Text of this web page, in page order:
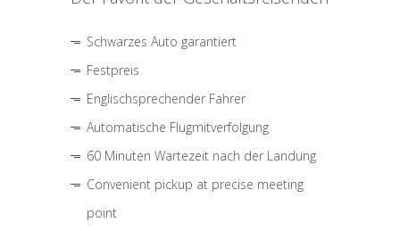
Schwarzes Auto garantiert
Festpreis
Englischsprechender Fahrer
Automatische Flugmitverfolgung
60 Minuten Wartezeit nach der Landung
Convenient pickup at precise meeting
point